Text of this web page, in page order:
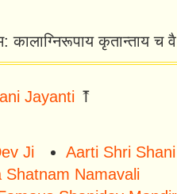
कालाग्निरूपाय कृतान्ताय च
Jayanti ⤒
Ji
Aarti Shri
Shatnam Namavali